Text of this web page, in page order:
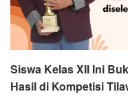
Siswa Kelas XII Ini
Hasil di Kompetisi